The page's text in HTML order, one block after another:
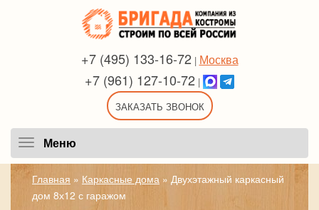
+7 (495) 133-16-72 | Москва
+7 (961) 127-10-72 |
ЗАКАЗАТЬ ЗВОНОК
Меню
Главная » Каркасные дома » Двухэтажный каркасный
дом 8х12 с гаражом